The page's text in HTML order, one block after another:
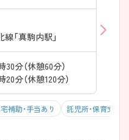
「真駒内駅」
分（休憩60分）
分（休憩120分）
補助・手当あり 託児所・保育支援